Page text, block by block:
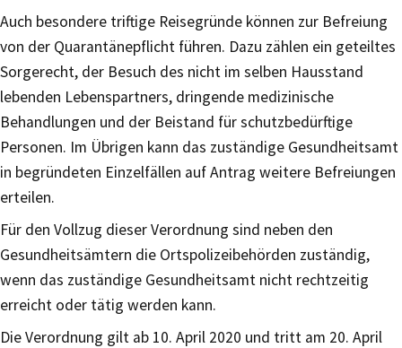
Auch besondere triftige Reisegründe können zur Befreiung
von der Quarantänepflicht führen. Dazu zählen ein geteiltes
Sorgerecht, der Besuch des nicht im selben Hausstand
lebenden Lebenspartners, dringende medizinische
Behandlungen und der Beistand für schutzbedürftige
Personen. Im Übrigen kann das zuständige Gesundheitsamt
in begründeten Einzelfällen auf Antrag weitere Befreiungen
erteilen.
Für den Vollzug dieser Verordnung sind neben den
Gesundheitsämtern die Ortspolizeibehörden zuständig,
wenn das zuständige Gesundheitsamt nicht rechtzeitig
erreicht oder tätig werden kann.
Die Verordnung gilt ab 10. April 2020 und tritt am 20. April